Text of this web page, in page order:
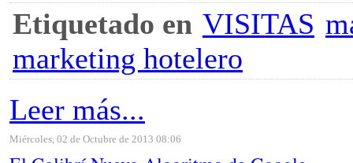
Etiquetado en VISITAS
marketing hotelero
Leer más...
Miércoles, 02 de Octubre de 2013 08:06